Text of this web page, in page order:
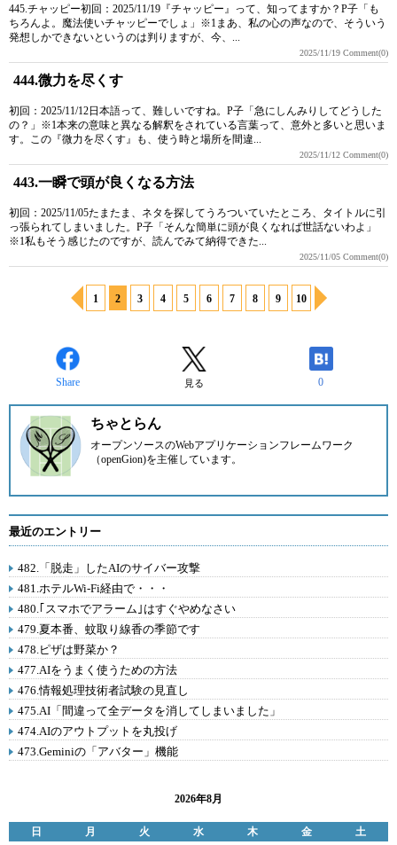
445.チャッピー初回：2025/11/19『チャッピー』って、知ってますか？P子「も
ちろんよ。魔法使いチャッピーでしょ」※1まあ、私の心の声なので、そういう
発想しかできないというのは判りますが、今、...
2025/11/19 Comment(0)
444.微力を尽くす
初回：2025/11/12日本語って、難しいですね。P子「急にしんみりしてどうした
の？」※1本来の意味と異なる解釈をされている言葉って、意外と多いと思いま
す。この『微力を尽くす』も、使う時と場所を間違...
2025/11/12 Comment(0)
443.一瞬で頭が良くなる方法
初回：2025/11/05たまたま、ネタを探してうろついていたところ、タイトルに引
っ張られてしまいました。P子「そんな簡単に頭が良くなれば世話ないわよ」
※1私もそう感じたのですが、読んでみて納得できた...
2025/11/05 Comment(0)
1 2 3 4 5 6 7 8 9 10
Share 見る 0
ちゃとらん
オープンソースのWebアプリケーションフレームワーク
（openGion)を主催しています。
最近のエントリー
482.「脱走」したAIのサイバー攻撃
481.ホテルWi-Fi経由で・・・
480.｢スマホでアラーム｣はすぐやめなさい
479.夏本番、蚊取り線香の季節です
478.ピザは野菜か？
477.AIをうまく使うための方法
476.情報処理技術者試験の見直し
475.AI「間違って全データを消してしまいました」
474.AIのアウトプットを丸投げ
473.Geminiの「アバター」機能
2026年8月
日 月 火 水 木 金
土